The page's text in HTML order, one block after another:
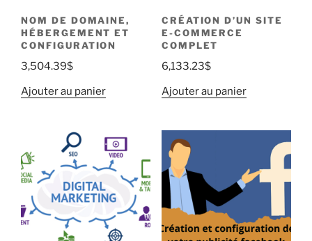
NOM DE DOMAINE,
HÉBERGEMENT ET
CONFIGURATION
3,504.39$
Ajouter au panier
CRÉATION D’UN SITE
E-COMMERCE
COMPLET
6,133.23$
Ajouter au panier